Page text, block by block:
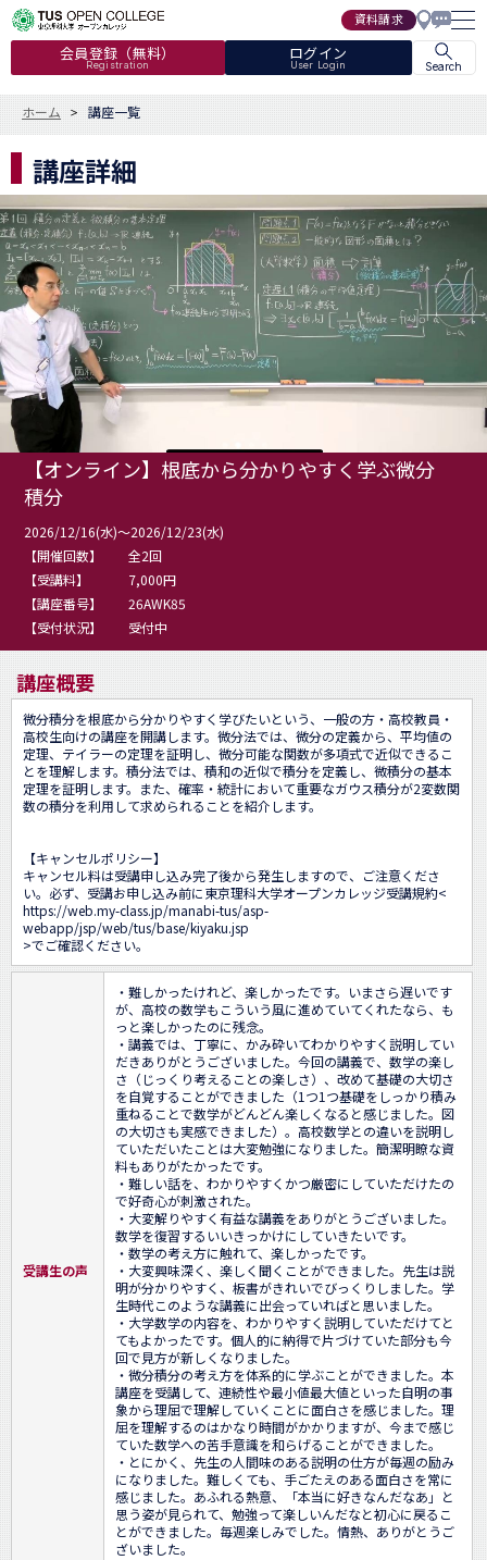
資料請求
会員登録（無料）
Registration
ログイン
User Login Search
ホーム 講座一覧
講座詳細
【オンライン】根底から分かりやすく学ぶ微分
積分
2026/12/16(水)～2026/12/23(水)
【開催回数】
全2回
【受講料】
7,000円
【講座番号】
26AWK85
【受付状況】
受付中
講座概要
微分積分を根底から分かりやすく学びたいという、一般の方・高校教員・
高校生向けの講座を開講します。微分法では、微分の定義から、平均値の
定理、テイラーの定理を証明し、微分可能な関数が多項式で近似できるこ
とを理解します。積分法では、積和の近似で積分を定義し、微積分の基本
定理を証明します。また、確率・統計において重要なガウス積分が2変数関
数の積分を利用して求められることを紹介します。
【キャンセルポリシー】
キャンセル料は受講申し込み完了後から発生しますので、ご注意くださ
い。必ず、受講お申し込み前に東京理科大学オープンカレッジ受講規約<
https://web.my-class.jp/manabi-tus/asp-
webapp/jsp/web/tus/base/kiyaku.jsp
>でご確認ください。
受講生の声
・難しかったけれど、楽しかったです。いまさら遅いです
が、高校の数学もこういう風に進めていてくれたなら、も
っと楽しかったのに残念。
・講義では、丁寧に、かみ砕いてわかりやすく説明してい
だきありがとうございました。今回の講義で、数学の楽し
さ（じっくり考えることの楽しさ）、改めて基礎の大切さ
を自覚することができました（1つ1つ基礎をしっかり積み
重ねることで数学がどんどん楽しくなると感じました。図
の大切さも実感できました）。高校数学との違いを説明し
ていただいたことは大変勉強になりました。簡潔明瞭な資
料もありがたかったです。
・難しい話を、わかりやすくかつ厳密にしていただけたの
で好奇心が刺激された。
・大変解りやすく有益な講義をありがとうございました。
数学を復習するいいきっかけにしていきたいです。
・数学の考え方に触れて、楽しかったです。
・大変興味深く、楽しく聞くことができました。先生は説
明が分かりやすく、板書がきれいでびっくりしました。学
生時代このような講義に出会っていればと思いました。
・大学数学の内容を、わかりやすく説明していただけてと
てもよかったです。個人的に納得で片づけていた部分も今
回で見方が新しくなりました。
・微分積分の考え方を体系的に学ぶことができました。本
講座を受講して、連続性や最小値最大値といった自明の事
象から理屈で理解していくことに面白さを感じました。理
屈を理解するのはかなり時間がかかりますが、今まで感じ
ていた数学への苦手意識を和らげることができました。
・とにかく、先生の人間味のある説明の仕方が毎週の励み
になりました。難しくても、手ごたえのある面白さを常に
感じました。あふれる熱意、「本当に好きなんだなあ」と
思う姿が見られて、勉強って楽しいんだなと初心に戻るこ
とができました。毎週楽しみでした。情熱、ありがとうご
ざいました。